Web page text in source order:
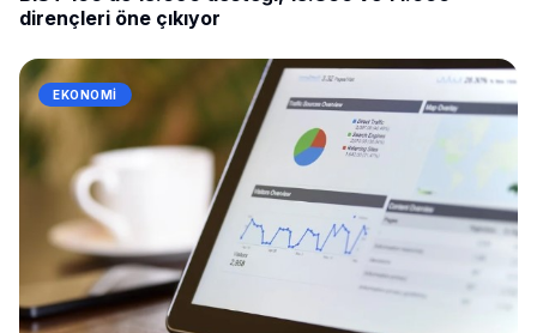
dirençleri öne çıkıyor
EKONOMI